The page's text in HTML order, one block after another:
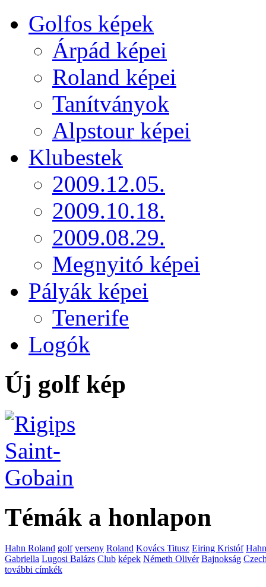
Golfos képek
Árpád képei
Roland képei
Tanítványok
Alpstour képei
Klubestek
2009.12.05.
2009.10.18.
2009.08.29.
Megnyitó képei
Pályák képei
Tenerife
Logók
Új golf kép
Témák a honlapon
Hahn Roland golf verseny Roland Kovács Titusz Eiring Kristóf Hahn
Gabriella Lugosi Balázs Club képek Németh Olivér Bajnokság
további címkék